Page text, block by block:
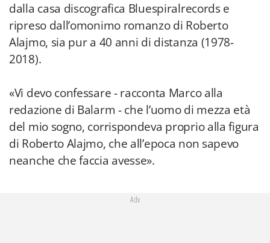
dalla casa discografica Bluespiralrecords e
ripreso dall’omonimo romanzo di Roberto
Alajmo, sia pur a 40 anni di distanza (1978-
2018).
«Vi devo confessare - racconta Marco alla
redazione di Balarm - che l’uomo di mezza età
del mio sogno, corrispondeva proprio alla figura
di Roberto Alajmo, che all’epoca non sapevo
neanche che faccia avesse».
Adv